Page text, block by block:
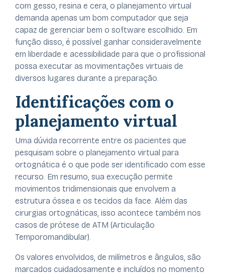
com gesso, resina e cera, o planejamento virtual
demanda apenas um bom computador que seja
capaz de gerenciar bem o software escolhido. Em
função disso, é possível ganhar consideravelmente
em liberdade e acessibilidade para que o profissional
possa executar as movimentações virtuais de
diversos lugares durante a preparação.
Identificações com o
planejamento virtual
Uma dúvida recorrente entre os pacientes que
pesquisam sobre o planejamento virtual para
ortognática é o que pode ser identificado com esse
recurso. Em resumo, sua execução permite
movimentos tridimensionais que envolvem a
estrutura óssea e os tecidos da face. Além das
cirurgias ortognáticas, isso acontece também nos
casos de prótese de ATM (Articulação
Temporomandibular).
Os valores envolvidos, de milímetros e ângulos, são
marcados cuidadosamente e incluídos no momento